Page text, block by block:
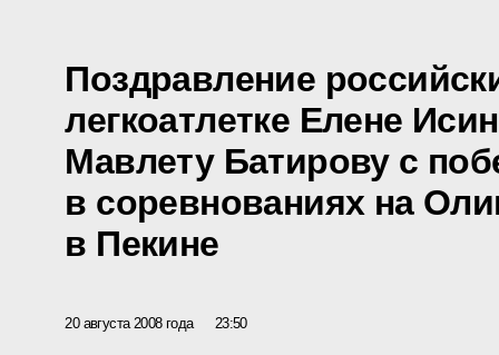
Поздравление
легкоатлетке Елене
Мавлету Батирову с
в соревнованиях на
в Пекине
20 августа 2008 года 23:50